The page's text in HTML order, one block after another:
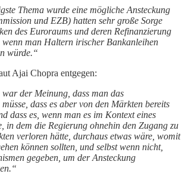
Thema wurde eine mögliche Ansteckung
und EZB) hatten sehr große Sorge
des Euroraums und deren Refinanzierung
wenn man Haltern irischer Bankanleihen
würde.“
Ajai Chopra entgegen:
der Meinung, dass man das
dass es aber von den Märkten bereits
dass es, wenn man es im Kontext eines
in dem die Regierung ohnehin den Zugang zu
verloren hätte, durchaus etwas wäre, womit
können sollten, und selbst wenn nicht,
gegeben, um der Ansteckung